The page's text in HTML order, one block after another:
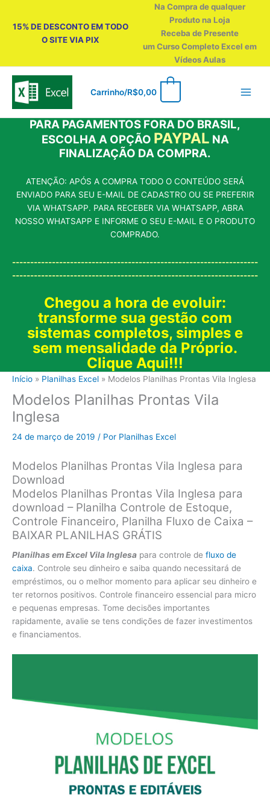
15% DE DESCONTO EM TODO
O SITE VIA PIX
Na Compra de qualquer
Produto na Loja
Receba de Presente
um Curso Completo Excel em
Vídeos Aulas
Carrinho/R$0,00
PARA PAGAMENTOS FORA DO BRASIL,
ESCOLHA A OPÇÃO PAYPAL NA
FINALIZAÇÃO DA COMPRA.
ATENÇÃO: APÓS A COMPRA TODO O CONTEÚDO SERÁ
ENVIADO PARA SEU E-MAIL DE CADASTRO OU SE PREFERIR
VIA WHATSAPP. PARA RECEBER VIA WHATSAPP, ABRA
NOSSO WHATSAPP E INFORME O SEU E-MAIL E O PRODUTO
COMPRADO.
--------------------------------------------------------------------
--------------------------------------------------------------------
Chegou a hora de evoluir:
transforme sua gestão com
sistemas completos, simples e
sem mensalidade da Próprio.
Clique Aqui!!!
Início Planilhas Excel Modelos Planilhas Prontas Vila Inglesa
Modelos Planilhas Prontas Vila
Inglesa
24 de março de 2019 / Por Planilhas Excel
Modelos Planilhas Prontas Vila Inglesa para
Download
Modelos Planilhas Prontas Vila Inglesa para
download – Planilha Controle de Estoque,
Controle Financeiro, Planilha Fluxo de Caixa –
BAIXAR PLANILHAS GRÁTIS
Planilhas em Excel Vila Inglesa para controle de fluxo de
caixa. Controle seu dinheiro e saiba quando necessitará de
empréstimos, ou o melhor momento para aplicar seu dinheiro e
ter retornos positivos. Controle financeiro essencial para micro
e pequenas empresas. Tome decisões importantes
rapidamente, avalie se tens condições de fazer investimentos
e financiamentos.